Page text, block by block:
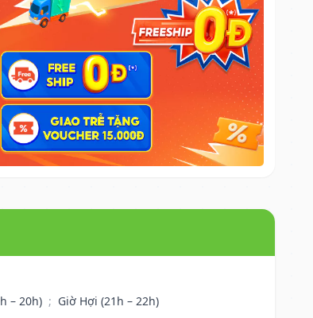
– 20h) ; Giờ Hợi (21h – 22h)